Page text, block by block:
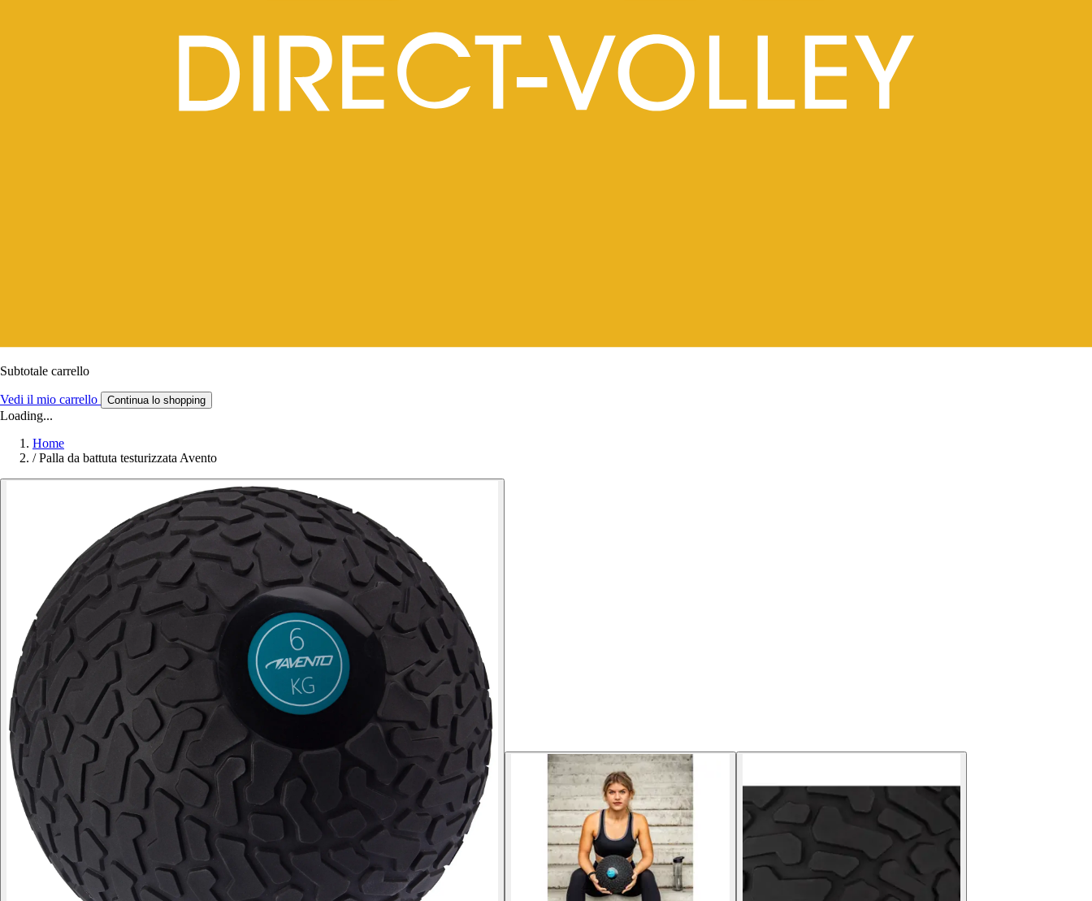
Subtotale carrello
Vedi il mio carrello Continua lo shopping
Loading...
Home
/ Palla da battuta testurizzata Avento